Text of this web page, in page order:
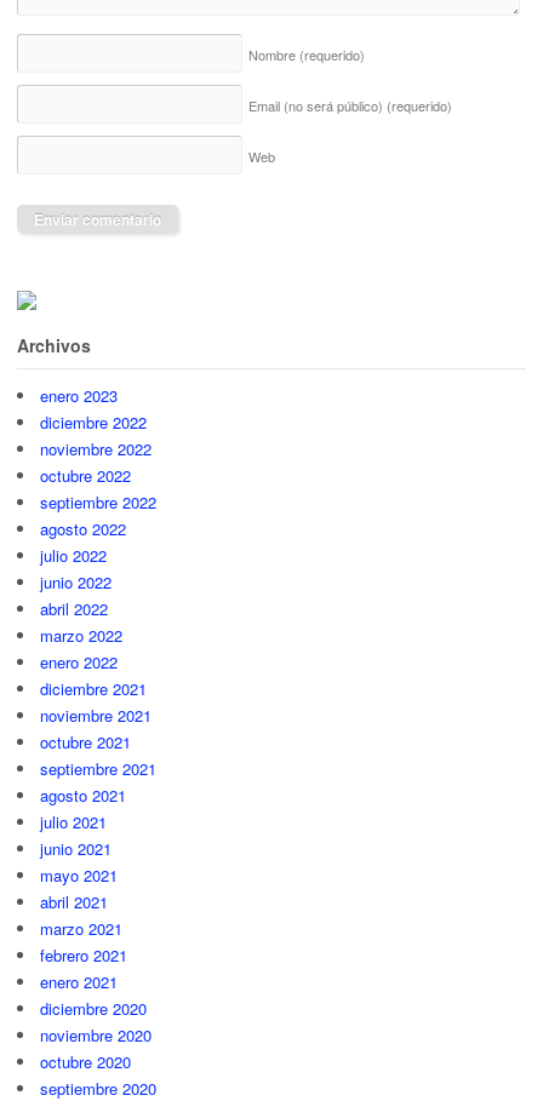
Nombre (requerido)
Email (no será público) (requerido)
Web
Archivos
enero 2023
diciembre 2022
noviembre 2022
octubre 2022
septiembre 2022
agosto 2022
julio 2022
junio 2022
abril 2022
marzo 2022
enero 2022
diciembre 2021
noviembre 2021
octubre 2021
septiembre 2021
agosto 2021
julio 2021
junio 2021
mayo 2021
abril 2021
marzo 2021
febrero 2021
enero 2021
diciembre 2020
noviembre 2020
octubre 2020
septiembre 2020